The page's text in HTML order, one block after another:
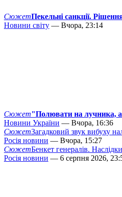
СюжетПекельні санкції.
Новини світу — Вчора, 23:14
Сюжет"Полювати на лучника, а
Новини України — Вчора, 16:36
СюжетЗагадковий звук вибуху
Росія новини — Вчора, 15:27
СюжетБенкет генералів.
Росія новини — 6 серпня 2026,